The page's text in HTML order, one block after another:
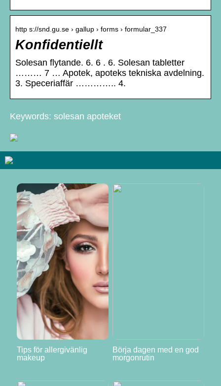
http s://snd.gu.se › gallup › forms › formular_337
Konfidentiellt
Solesan flytande. 6. 6 . 6. Solesan tabletter
……… 7 … Apotek, apoteks tekniska avdelning.
3. Speceriaffär ………….. 4.
Keywords: solesan apoteket
Tips för allergivänlig
makeup
Börja dagen med en god
morgonrutin